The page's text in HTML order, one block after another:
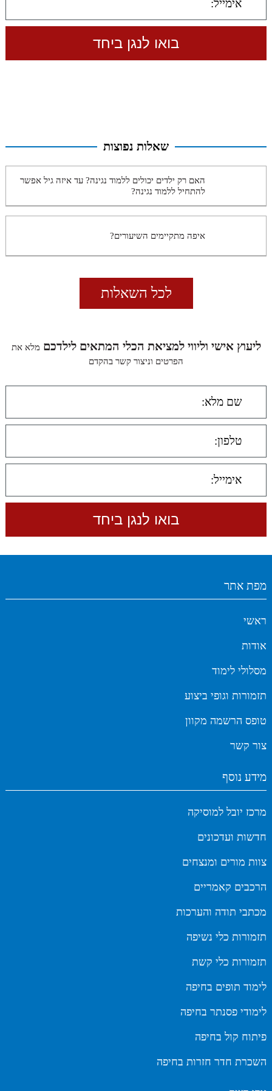
שאלות נפוצות
האם רק ילדים יכולים ללמוד נגינה? עד איזה גיל אפשר
להתחיל ללמוד נגינה?
איפה מתקיימים השיעורים?
לכל השאלות
ליעוץ אישי וליווי למציאת הכלי המתאים לילדכם מלא את
הפרטים וניצור קשר בהקדם
מפת אתר
ראשי
אודות
מסלולי לימוד
תזמורות וגופי ביצוע
טופס הרשמה מקוון
צור קשר
מידע נוסף
מרכז יובל למוסיקה
חדשות ועדכונים
צוות מורים ומנצחים
הרכבים קאמריים
מכתבי תודה והערכות
תזמורות כלי נשיפה
תזמורות כלי קשת
לימוד תופים בחיפה
לימודי פסנתר בחיפה
פיתוח קול בחיפה
השכרת חדר חזרות בחיפה